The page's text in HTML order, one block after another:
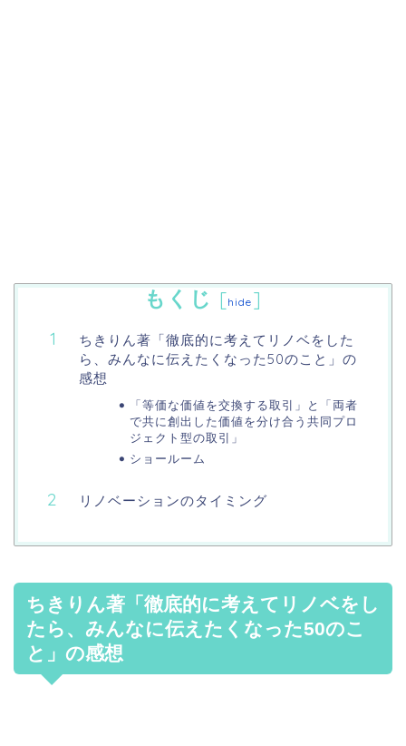
もくじ [hide ]
ちきりん著「徹底的に考えてリノベをした
ら、みんなに伝えたくなった50のこと」の
感想
「等価な価値を交換する取引」と「両者
で共に創出した価値を分け合う共同プロ
ジェクト型の取引」
ショールーム
リノベーションのタイミング
ちきりん著「徹底的に考えてリノベをし
たら、みんなに伝えたくなった50のこ
と」の感想